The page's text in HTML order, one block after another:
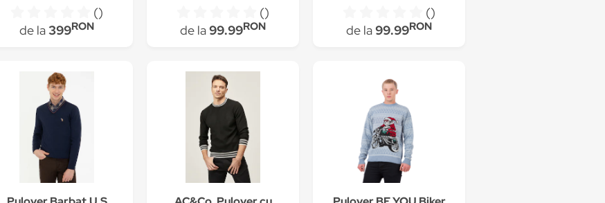
()
de la399RON
()
de la99.99RON
Bleumarin inchis/Crem
()
de la99.99RON